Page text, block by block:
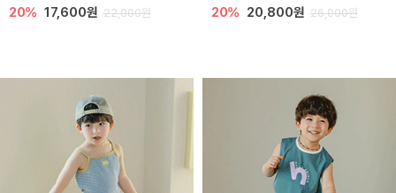
20% 17,600원 22,000원 20% 20,800원 26,000원